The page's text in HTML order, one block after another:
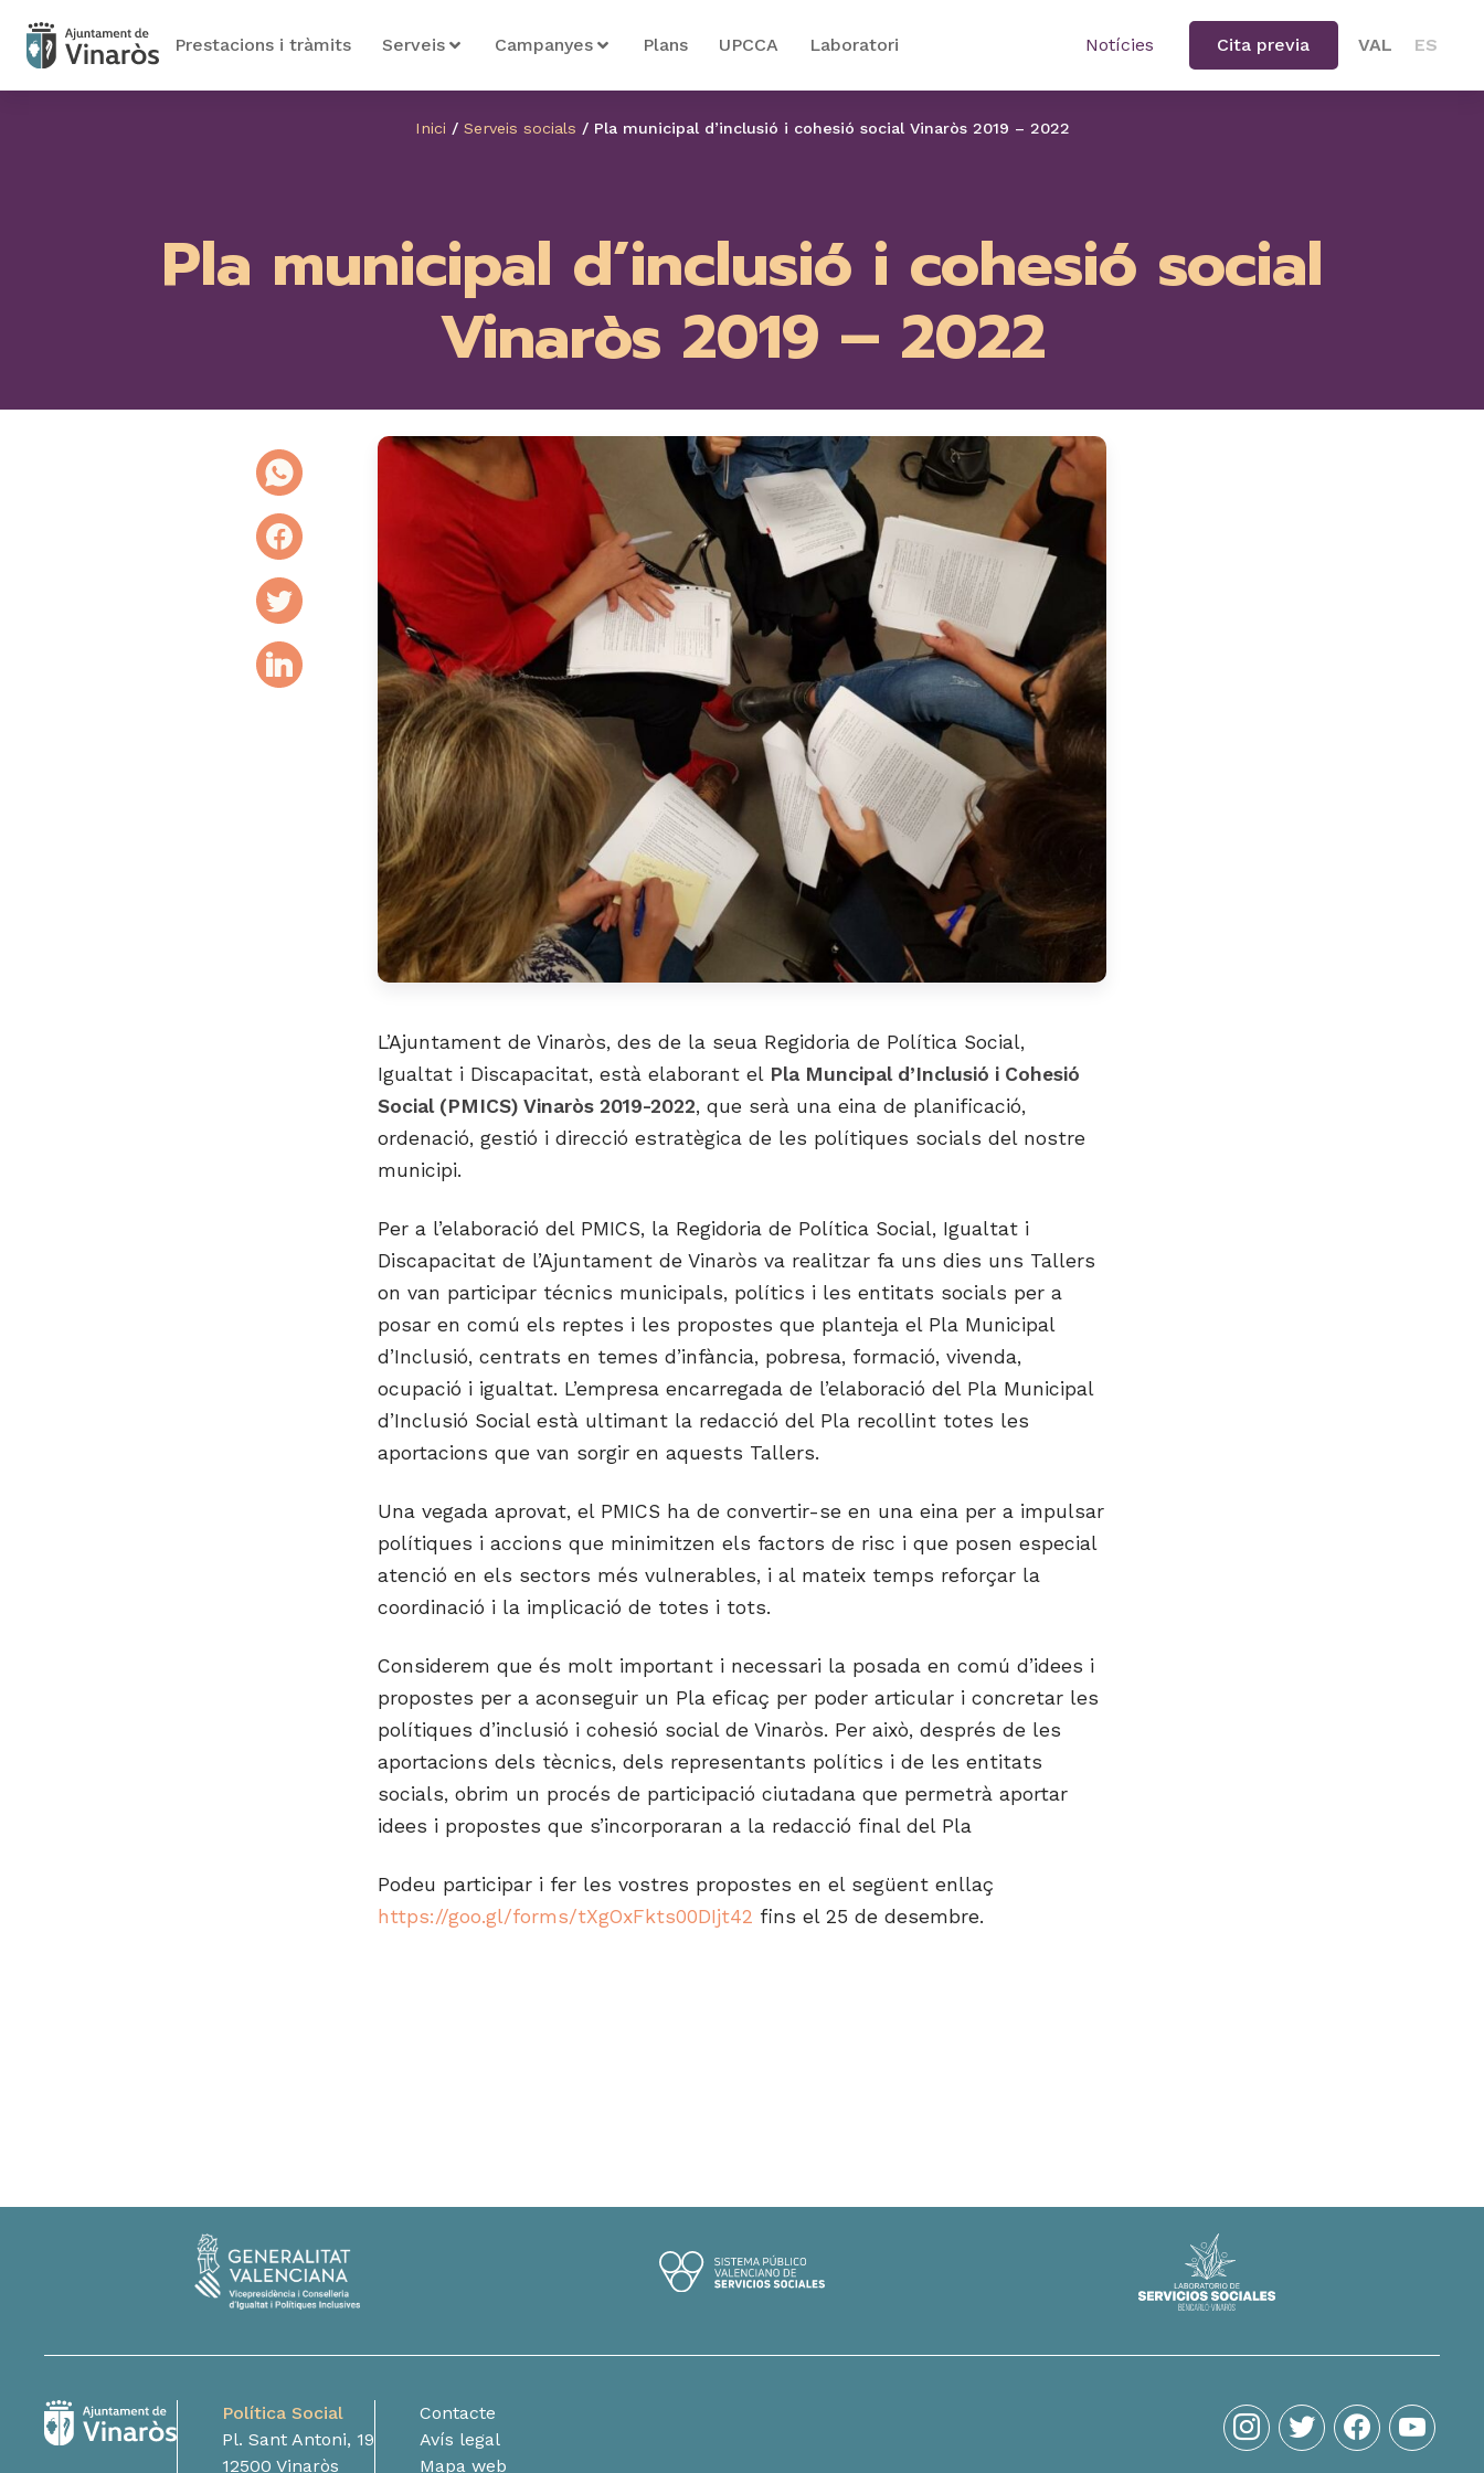
Prestacions i tràmits Serveis Campanyes Plans UPCCA Laboratori Notícies Cita previa VAL ES
Inici / Serveis socials / Pla municipal d’inclusió i cohesió social Vinaròs 2019 – 2022
Pla municipal d’inclusió i cohesió social
Vinaròs 2019 – 2022
L’Ajuntament de Vinaròs, des de la seua Regidoria de Política Social,
Igualtat i Discapacitat, està elaborant el Pla Muncipal d’Inclusió i Cohesió
Social (PMICS) Vinaròs 2019-2022, que serà una eina de planificació,
ordenació, gestió i direcció estratègica de les polítiques socials del nostre
municipi.
Per a l’elaboració del PMICS, la Regidoria de Política Social, Igualtat i
Discapacitat de l’Ajuntament de Vinaròs va realitzar fa uns dies uns Tallers
on van participar técnics municipals, polítics i les entitats socials per a
posar en comú els reptes i les propostes que planteja el Pla Municipal
d’Inclusió, centrats en temes d’infància, pobresa, formació, vivenda,
ocupació i igualtat. L’empresa encarregada de l’elaboració del Pla Municipal
d’Inclusió Social està ultimant la redacció del Pla recollint totes les
aportacions que van sorgir en aquests Tallers.
Una vegada aprovat, el PMICS ha de convertir-se en una eina per a impulsar
polítiques i accions que minimitzen els factors de risc i que posen especial
atenció en els sectors més vulnerables, i al mateix temps reforçar la
coordinació i la implicació de totes i tots.
Considerem que és molt important i necessari la posada en comú d’idees i
propostes per a aconseguir un Pla eficaç per poder articular i concretar les
polítiques d’inclusió i cohesió social de Vinaròs. Per això, després de les
aportacions dels tècnics, dels representants polítics i de les entitats
socials, obrim un procés de participació ciutadana que permetrà aportar
idees i propostes que s’incorporaran a la redacció final del Pla
Podeu participar i fer les vostres propostes en el següent enllaç
https://goo.gl/forms/tXgOxFkts00DIjt42 fins el 25 de desembre.
Política Social
Pl. Sant Antoni, 19
12500 Vinaròs
Contacte
Avís legal
Mapa web
instagram
twitter facebookyoutube